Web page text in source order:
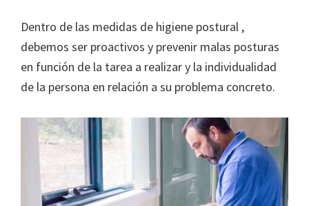
Dentro de las medidas de higiene postural ,
debemos ser proactivos y prevenir malas posturas
en función de la tarea a realizar y la individualidad
de la persona en relación a su problema concreto.